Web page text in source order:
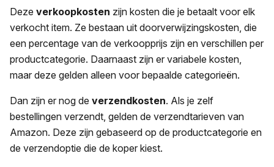
Deze verkoopkosten zijn kosten die je betaalt voor elk
verkocht item. Ze bestaan uit doorverwijzingskosten, die
een percentage van de verkoopprijs zijn en verschillen per
productcategorie. Daarnaast zijn er variabele kosten,
maar deze gelden alleen voor bepaalde categorieën.
Dan zijn er nog de verzendkosten. Als je zelf
bestellingen verzendt, gelden de verzendtarieven van
Amazon. Deze zijn gebaseerd op de productcategorie en
de verzendoptie die de koper kiest.